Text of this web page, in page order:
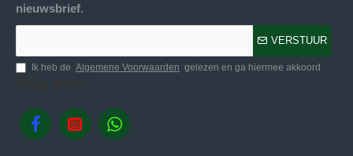
nieuwsbrief.
VERSTUUR
Ik heb de Algemene Voorwaarden gelezen en ga hiermee akkoord